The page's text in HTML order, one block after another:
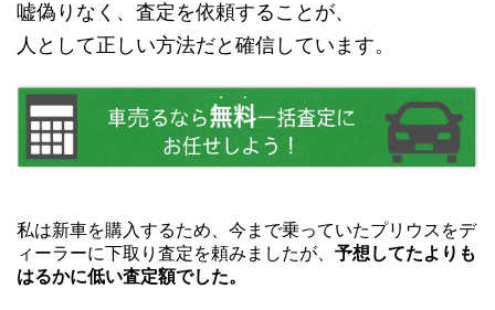
嘘偽りなく、査定を依頼することが、
人として正しい方法だと確信しています。
私は新車を購入するため、今まで乗っていたプリウスをデ
ィーラーに下取り査定を頼みましたが、 予想してたよりも
はるかに低い査定額でした。